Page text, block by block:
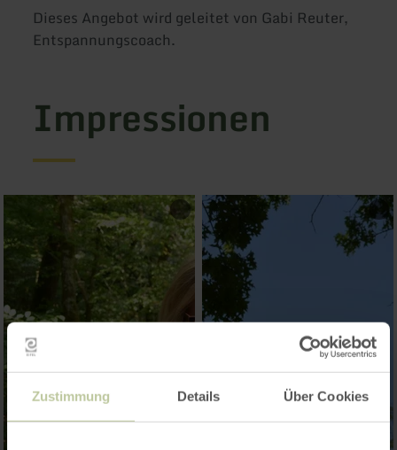
Zustimmung Details Über Cookies
Dieses Angebot wird geleitet von Gabi Reuter,
Entspannungscoach.
Impressionen